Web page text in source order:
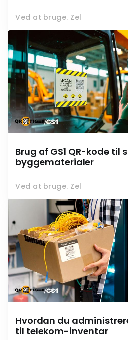
Ved at bruge. Zel
Brug af GS1 QR-kode til
byggematerialer
Ved at bruge. Zel
Hvordan du
til telekom-inventar